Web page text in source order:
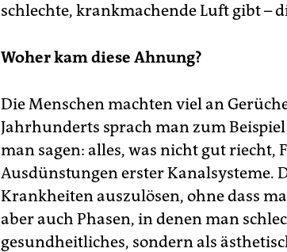
schlechte, krankmachende Luft gibt –
Woher kam diese Ahnung?
Die Menschen machten viel an
Jahrhunderts sprach man zum
man sagen: alles, was nicht gut riecht,
Ausdünstungen erster Kanalsysteme.
Krankheiten auszulösen, ohne dass
aber auch Phasen, in denen man
gesundheitliches, sondern als